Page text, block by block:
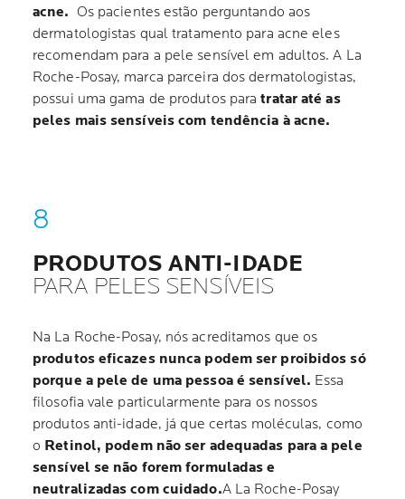
acne. Os pacientes estão perguntando aos
dermatologistas qual tratamento para acne eles
recomendam para a pele sensível em adultos. A La
Roche-Posay, marca parceira dos dermatologistas,
possui uma gama de produtos para tratar até as
peles mais sensíveis com tendência à acne.
PRODUTOS ANTI-IDADE
PARA PELES SENSÍVEIS
Na La Roche-Posay, nós acreditamos que os
produtos eficazes nunca podem ser proibidos só
porque a pele de uma pessoa é sensível. Essa
filosofia vale particularmente para os nossos
produtos anti-idade, já que certas moléculas, como
o Retinol, podem não ser adequadas para a pele
sensível se não forem formuladas e
neutralizadas com cuidado.A La Roche-Posay